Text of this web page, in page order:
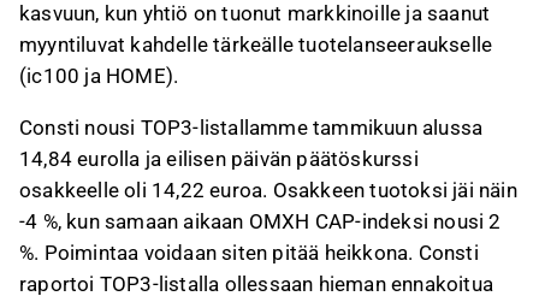
kasvuun, kun yhtiö on tuonut markkinoille ja saanut
myyntiluvat kahdelle tärkeälle tuotelanseeraukselle
(ic100 ja HOME).
Consti nousi TOP3-listallamme tammikuun alussa
14,84 eurolla ja eilisen päivän päätöskurssi
osakkeelle oli 14,22 euroa. Osakkeen tuotoksi jäi näin
-4 %, kun samaan aikaan OMXH CAP-indeksi nousi 2
%. Poimintaa voidaan siten pitää heikkona. Consti
raportoi TOP3-listalla ollessaan hieman ennakoitua